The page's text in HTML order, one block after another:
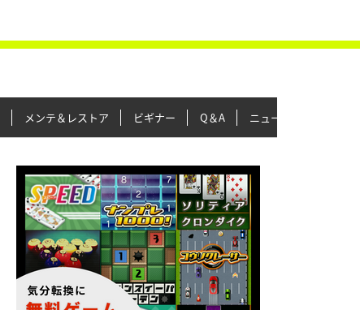
メンテ＆レストア ビギナー Q＆A ニュース＆トピックス